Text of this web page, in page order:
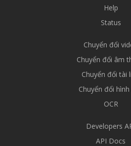
Help
Status
Chuyển đổi
Chuyển đổi âm
Chuyển đổi tài
Chuyển đổi
OCR
Developers
API Docs